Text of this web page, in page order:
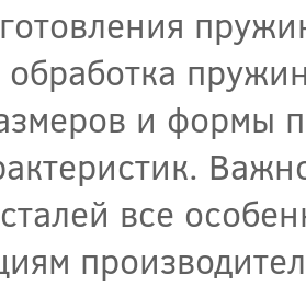
обработка
и формы
все